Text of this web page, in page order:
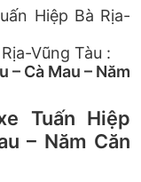
Hiệp Bà Rịa-
Vũng Tàu :
– Cà Mau – Năm
Tuấn Hiệp
– Năm Căn